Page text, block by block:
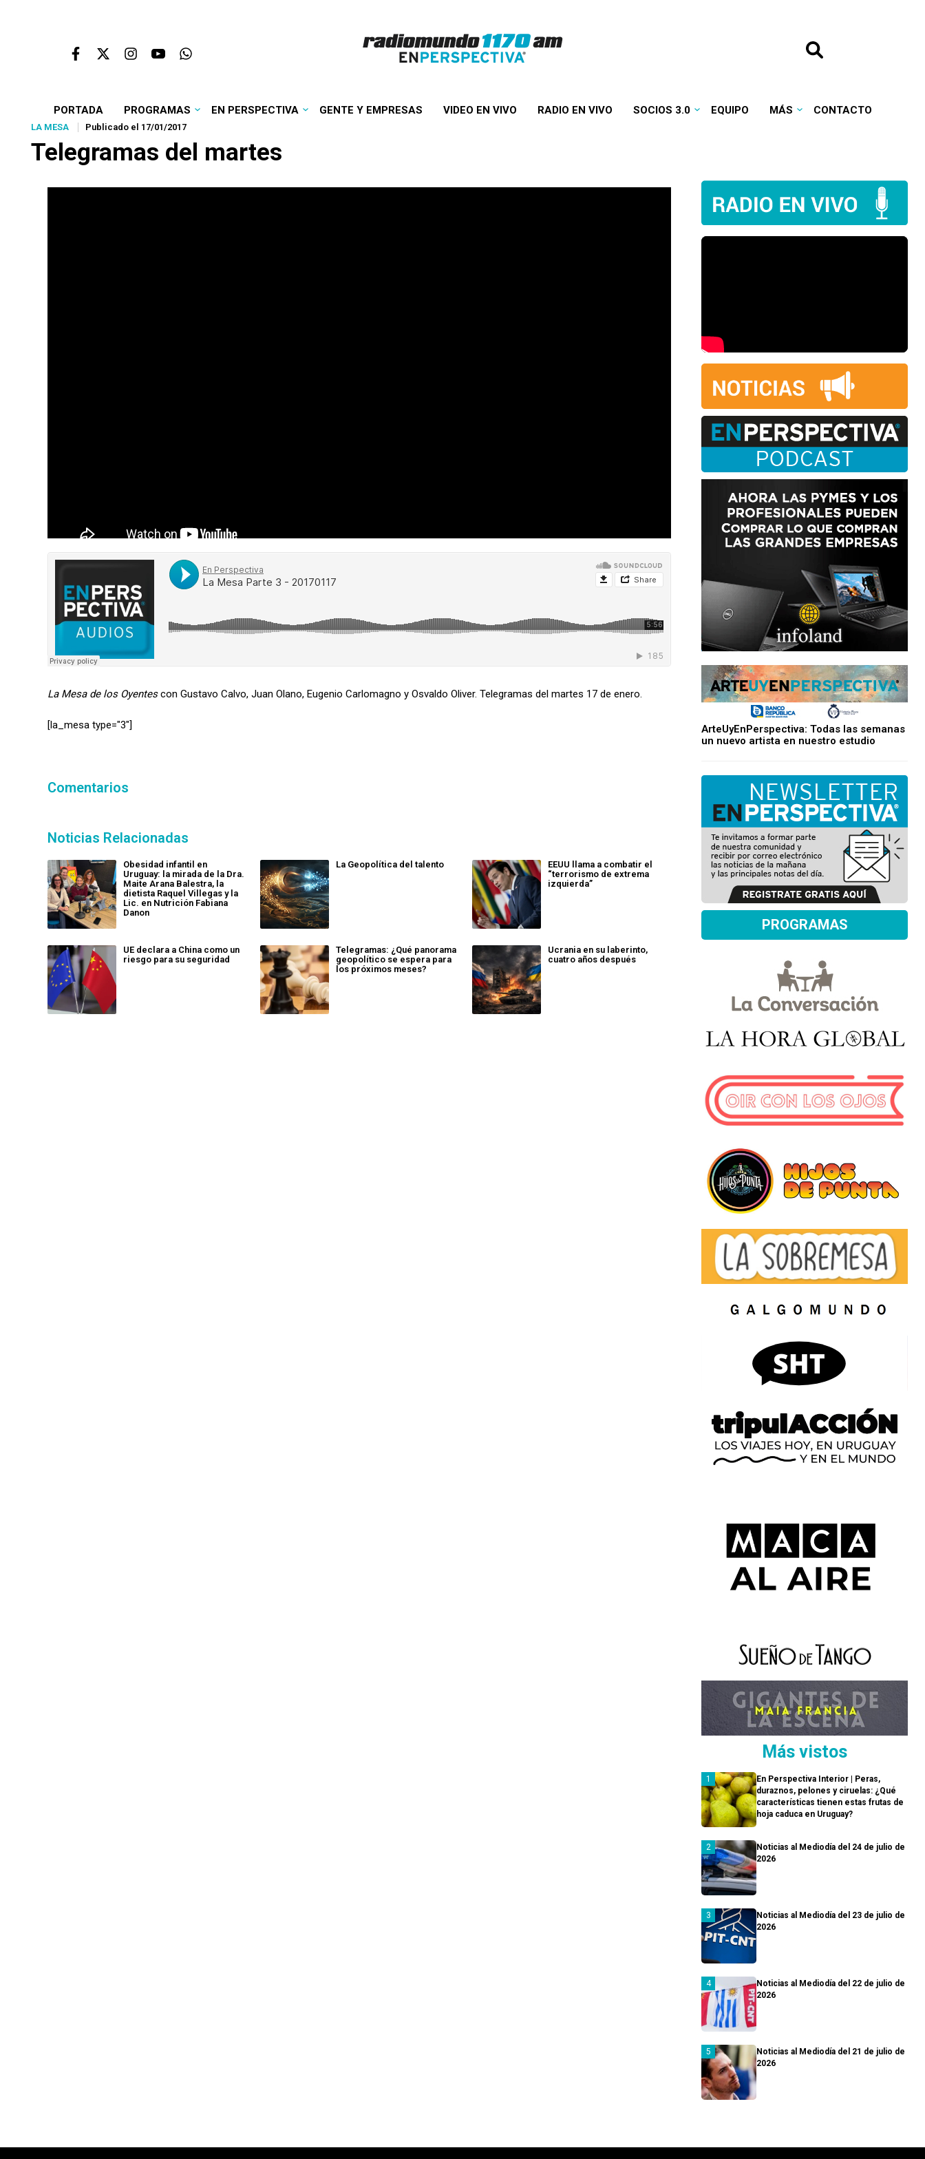
PORTADA PROGRAMAS EN PERSPECTIVA GENTE Y EMPRESAS VIDEO EN VIVO RADIO EN VIVO SOCIOS 3.0 EQUIPO MÁS CONTACTO
LA MESA Publicado el 17/01/2017
Telegramas del martes
La Mesa de los Oyentescon Gustavo Calvo, Juan Olano, Eugenio Carlomagno y Osvaldo Oliver. Telegramas del martes 17 de enero.
[la_mesa type="3″]
Comentarios
Noticias Relacionadas
Obesidad infantil en
Uruguay: la mirada de la Dra.
Maite Arana Balestra, la
dietista Raquel Villegas y la
Lic. en Nutrición Fabiana
Danon
La Geopolítica del talento
EEUU llama a combatir el
“terrorismo de extrema
izquierda”
UE declara a China como un
riesgo para su seguridad
Telegramas: ¿Qué panorama
geopolítico se espera para
los próximos meses?
Ucrania en su laberinto,
cuatro años después
ArteUyEnPerspectiva: Todas las semanas
un nuevo artista en nuestro estudio
PROGRAMAS
Más vistos
En Perspectiva Interior | Peras,
duraznos, pelones y ciruelas: ¿Qué
características tienen estas frutas de
hoja caduca en Uruguay?
Noticias al Mediodía del 24 de julio de
2026
Noticias al Mediodía del 23 de julio de
2026
Noticias al Mediodía del 22 de julio de
2026
Noticias al Mediodía del 21 de julio de
2026